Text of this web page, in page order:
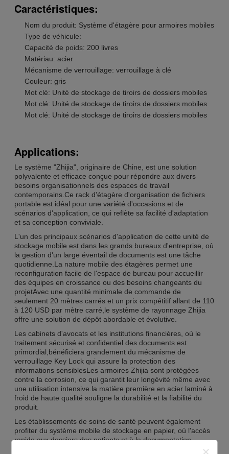
Caractéristiques:
Nom du produit: Système d'étagère pour armoires mobiles
Type de véhicule:
Capacité de poids: 200 livres
Matériau: acier
Mécanisme de verrouillage: verrouillage à clé
Couleur: gris
Mot clé: Unité de stockage de tiroirs de dossiers mobiles
Mot clé: Unité de stockage de tiroirs de dossiers mobiles
Mot clé: Unité de stockage de tiroirs de dossiers mobiles
Applications:
Le système "Zhijia", originaire de Chine, est une solution
polyvalente et efficace conçue pour répondre aux divers
besoins organisationnels des espaces de travail
contemporains.Ce rack d'étagère d'organisation de fichiers
portable est idéal pour une variété d'occasions et de
scénarios d'application, ce qui reflète sa facilité d'adaptation
et sa conception conviviale.
L'un des principaux scénarios d'application de cette unité de
stockage mobile est dans les grands bureaux d'entreprise, où
la gestion d'un large éventail de documents est une tâche
quotidienne.La nature mobile des étagères permet une
reconfiguration facile de l'espace de bureau pour accueillir
des équipes en croissance ou des besoins changeants du
projetAvec une quantité minimale de commande de
seulement 20 mètres carrés et un prix compétitif allant de 110
à 120 USD par mètre carré,le système de rayonnage Zhijia
offre une solution de dépôt abordable et évolutive.
Les cabinets d'avocats et les institutions financières, où le
traitement sécurisé et confidentiel des documents est
primordial,bénéficiera grandement du mécanisme de
verrouillage Key Lock qui assure la protection des
informations sensiblesLes armoires Zhijia sont protégées
contre la corrosion, ce qui garantit leur longévité même avec
une utilisation intensive.la matière première en acier laminé à
froid de haute qualité souligne la durabilité et la fiabilité du
produit.
Les établissements de soins de santé peuvent également
profiter du système mobile de stockage en papier, où l'accès
rapide aux dossiers des patients et à la documentation
médicale est essentiel.La facilité de déplacement permet au